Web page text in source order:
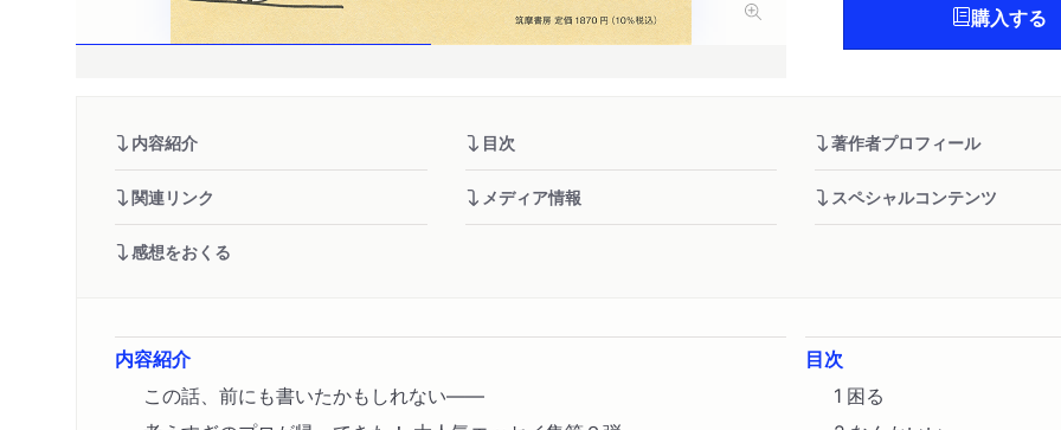
購入する
内容紹介 目次 著作者プロフィール
関連リンク メディア情報 スペシャルコンテンツ
感想をおくる
内容紹介
この話、前にも書いたかもしれない――
目次
1 困る